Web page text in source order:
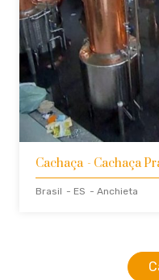
Cachaça - Cachaça
Brasil - ES - Anchieta